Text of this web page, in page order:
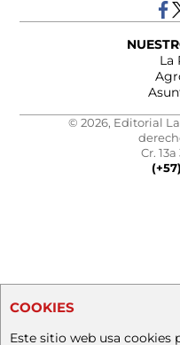
La
© 2026, Editorial La
Cr.
COOKIES
Este sitio web usa cookies